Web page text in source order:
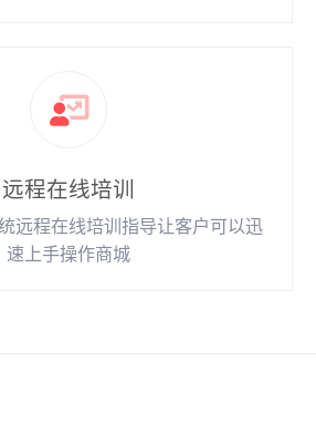
远程在线培训
远程在线培训指导让客户可以迅
速上手操作商城